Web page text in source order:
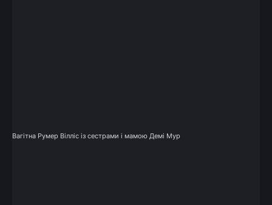
Вагітна Румер Вілліс із сестрами і мамою Демі Мур